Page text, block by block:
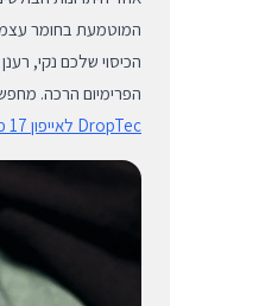
המוטמעת בחומר
הכיסוי שלכם נקי,
הפרימיום הרכה.
DropTec לאייפון 17 פרו מקס